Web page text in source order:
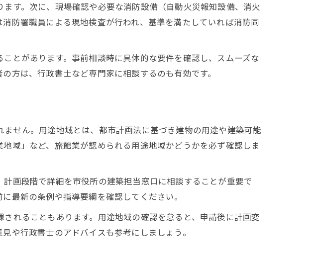
す。次に、現場確認や必要な消防設備（自動火災報知設備、消火
防署職員による現地検査が行われ、基準を満たしていれば消防同
とがあります。事前相談時に具体的な要件を確認し、スムーズな
方は、行政書士など専門家に相談するのも有効です。
せん。用途地域とは、都市計画法に基づき建物の用途や建築可能
域」など、旅館業が認められる用途地域かどうかを必ず確認しま
画段階で詳細を市役所の建築担当窓口に相談することが重要で
最新の条例や指導要綱を確認してください。
れることもあります。用途地域の確認を怠ると、申請後に計画変
や行政書士のアドバイスも参考にしましょう。